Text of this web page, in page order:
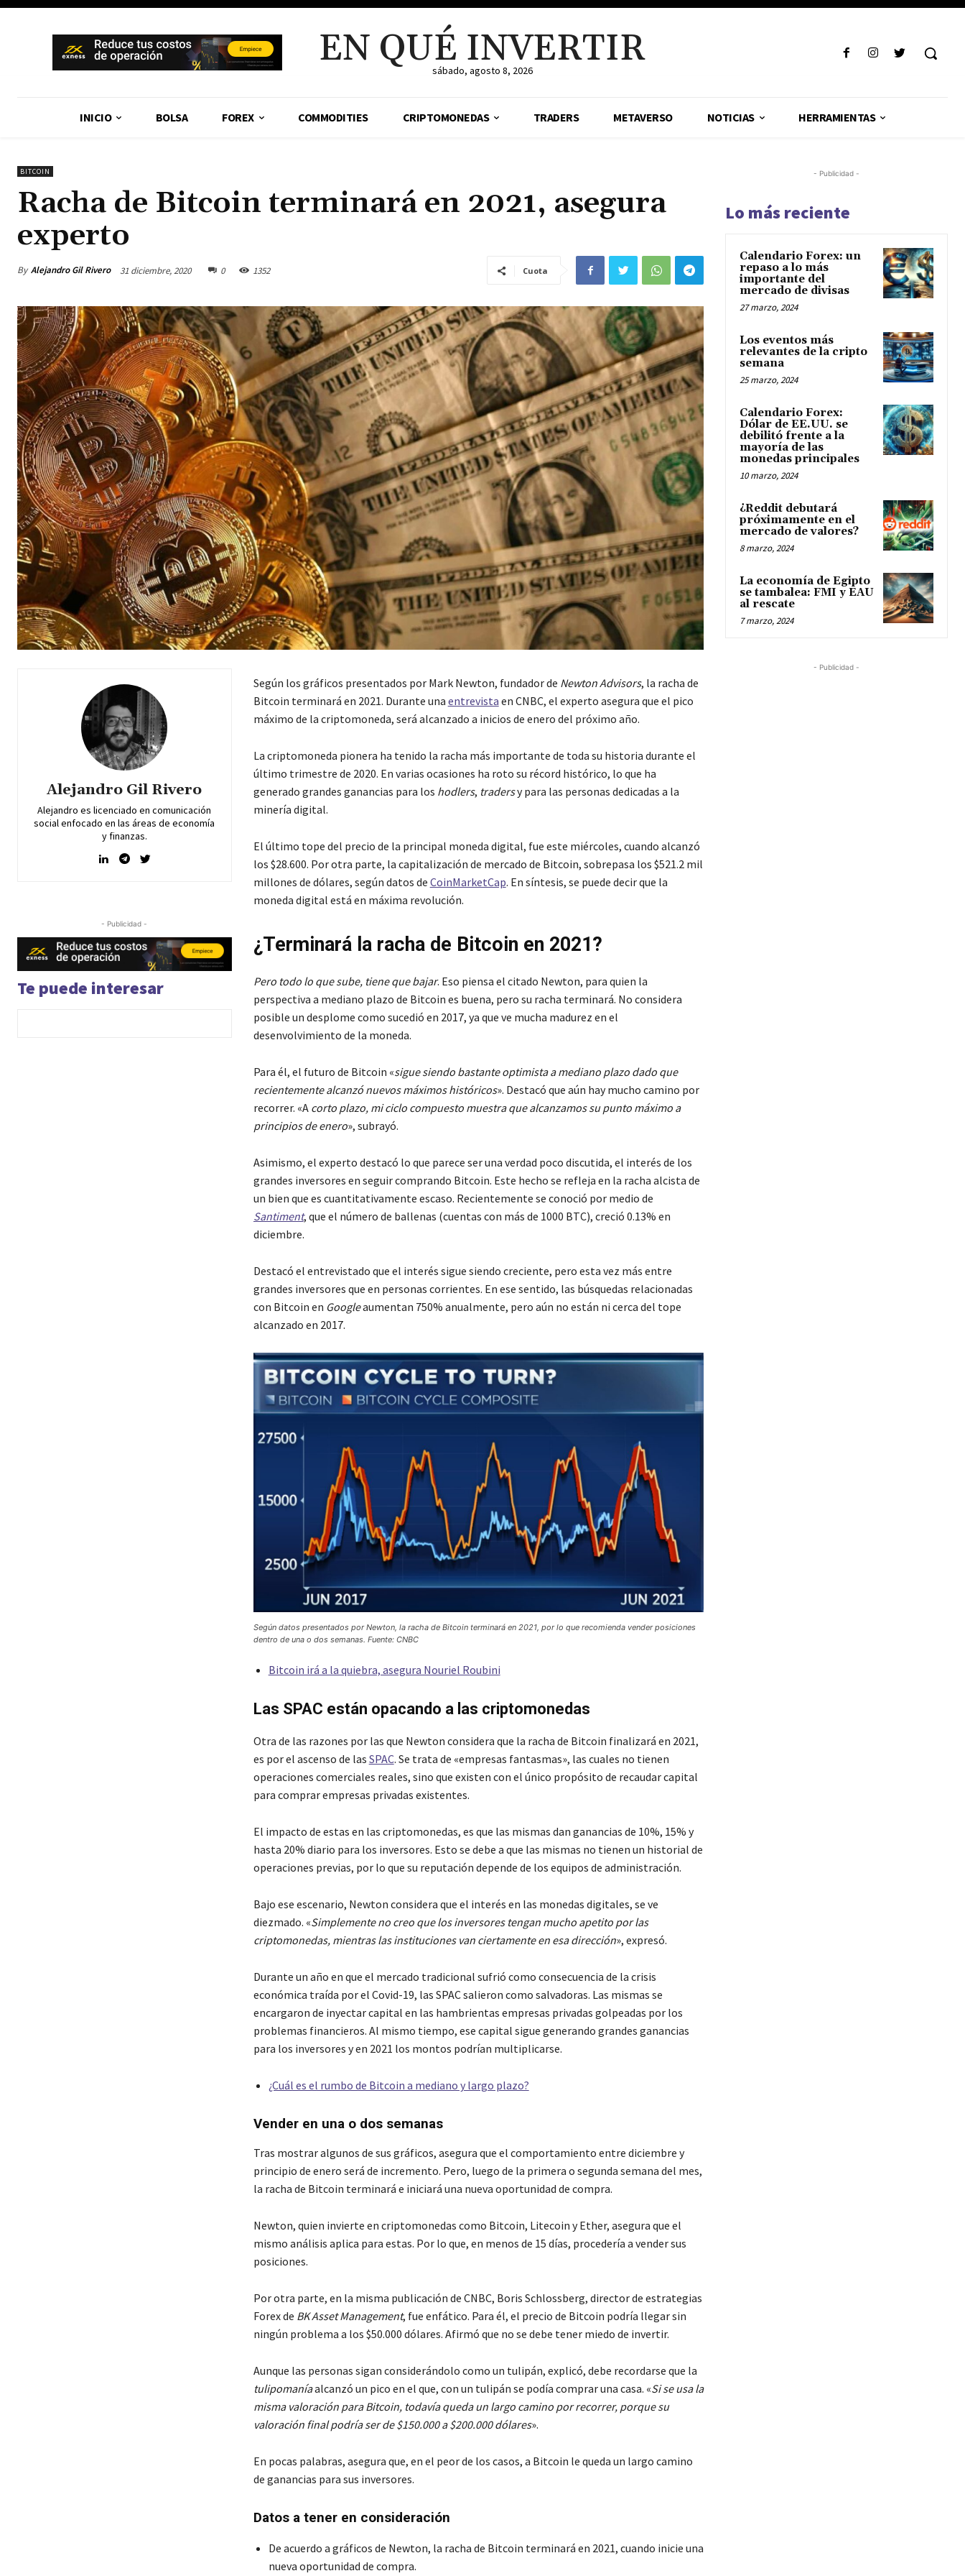
EN QUÉ INVERTIR
sábado, agosto 8, 2026
INICIO BOLSA FOREX COMMODITIES CRIPTOMONEDAS TRADERS METAVERSO NOTICIAS HERRAMIENTAS
BITCOIN
Racha de Bitcoin terminará en 2021, asegura
experto
By Alejandro Gil Rivero 31 diciembre, 2020 0 1352 Cuota
Alejandro Gil Rivero
Alejandro es licenciado en comunicación
social enfocado en las áreas de economía
y finanzas.
- Publicidad -
Te puede interesar
Según los gráficos presentados por Mark Newton, fundador de Newton Advisors, la racha de
Bitcoin terminará en 2021. Durante una entrevista en CNBC, el experto asegura que el pico
máximo de la criptomoneda, será alcanzado a inicios de enero del próximo año.
La criptomoneda pionera ha tenido la racha más importante de toda su historia durante el
último trimestre de 2020. En varias ocasiones ha roto su récord histórico, lo que ha
generado grandes ganancias para los hodlers, tradersy para las personas dedicadas a la
minería digital.
El último tope del precio de la principal moneda digital, fue este miércoles, cuando alcanzó
los $28.600. Por otra parte, la capitalización de mercado de Bitcoin, sobrepasa los $521.2 mil
millones de dólares, según datos de CoinMarketCap. En síntesis, se puede decir que la
moneda digital está en máxima revolución.
¿Terminará la racha de Bitcoin en 2021?
Pero todo lo que sube, tiene que bajar. Eso piensa el citado Newton, para quien la
perspectiva a mediano plazo de Bitcoin es buena, pero su racha terminará. No considera
posible un desplome como sucedió en 2017, ya que ve mucha madurez en el
desenvolvimiento de la moneda.
Para él, el futuro de Bitcoin «sigue siendo bastante optimista a mediano plazo dado que
recientemente alcanzó nuevos máximos históricos». Destacó que aún hay mucho camino por
recorrer. «Acorto plazo, mi ciclo compuesto muestra que alcanzamos su punto máximo a
principios de enero», subrayó.
Asimismo, el experto destacó lo que parece ser una verdad poco discutida, el interés de los
grandes inversores en seguir comprando Bitcoin. Este hecho se refleja en la racha alcista de
un bien que es cuantitativamente escaso. Recientemente se conoció por medio de
Santiment, que el número de ballenas (cuentas con más de 1000 BTC), creció 0.13% en
diciembre.
Destacó el entrevistado que el interés sigue siendo creciente, pero esta vez más entre
grandes inversores que en personas corrientes. En ese sentido, las búsquedas relacionadas
con Bitcoin en Googleaumentan 750% anualmente, pero aún no están ni cerca del tope
alcanzado en 2017.
Según datos presentados por Newton, la racha de Bitcoin terminará en 2021, por lo que recomienda vender posiciones
dentro de una o dos semanas. Fuente: CNBC
Bitcoin irá a la quiebra, asegura Nouriel Roubini
Las SPAC están opacando a las criptomonedas
Otra de las razones por las que Newton considera que la racha de Bitcoin finalizará en 2021,
es por el ascenso de las SPAC. Se trata de «empresas fantasmas», las cuales no tienen
operaciones comerciales reales, sino que existen con el único propósito de recaudar capital
para comprar empresas privadas existentes.
El impacto de estas en las criptomonedas, es que las mismas dan ganancias de 10%, 15% y
hasta 20% diario para los inversores. Esto se debe a que las mismas no tienen un historial de
operaciones previas, por lo que su reputación depende de los equipos de administración.
Bajo ese escenario, Newton considera que el interés en las monedas digitales, se ve
diezmado. «Simplemente no creo que los inversores tengan mucho apetito por las
criptomonedas, mientras las instituciones van ciertamente en esa dirección», expresó.
Durante un año en que el mercado tradicional sufrió como consecuencia de la crisis
económica traída por el Covid-19, las SPAC salieron como salvadoras. Las mismas se
encargaron de inyectar capital en las hambrientas empresas privadas golpeadas por los
problemas financieros. Al mismo tiempo, ese capital sigue generando grandes ganancias
para los inversores y en 2021 los montos podrían multiplicarse.
¿Cuál es el rumbo de Bitcoin a mediano y largo plazo?
Vender en una o dos semanas
Tras mostrar algunos de sus gráficos, asegura que el comportamiento entre diciembre y
principio de enero será de incremento. Pero, luego de la primera o segunda semana del mes,
la racha de Bitcoin terminará e iniciará una nueva oportunidad de compra.
Newton, quien invierte en criptomonedas como Bitcoin, Litecoin y Ether, asegura que el
mismo análisis aplica para estas. Por lo que, en menos de 15 días, procedería a vender sus
posiciones.
Por otra parte, en la misma publicación de CNBC, Boris Schlossberg, director de estrategias
Forex de BK Asset Management, fue enfático. Para él, el precio de Bitcoin podría llegar sin
ningún problema a los $50.000 dólares. Afirmó que no se debe tener miedo de invertir.
Aunque las personas sigan considerándolo como un tulipán, explicó, debe recordarse que la
tulipomaníaalcanzó un pico en el que, con un tulipán se podía comprar una casa. «Si se usa la
misma valoración para Bitcoin, todavía queda un largo camino por recorrer, porque su
valoración final podría ser de $150.000 a $200.000 dólares».
En pocas palabras, asegura que, en el peor de los casos, a Bitcoin le queda un largo camino
de ganancias para sus inversores.
Datos a tener en consideración
De acuerdo a gráficos de Newton, la racha de Bitcoin terminará en 2021, cuando inicie una
nueva oportunidad de compra.
- Publicidad -
Lo más reciente
Calendario Forex: un
repaso a lo más
importante del
mercado de divisas
27 marzo, 2024
Los eventos más
relevantes de la cripto
semana
25 marzo, 2024
Calendario Forex:
Dólar de EE.UU. se
debilitó frente a la
mayoría de las
monedas principales
10 marzo, 2024
¿Reddit debutará
próximamente en el
mercado de valores?
8 marzo, 2024
La economía de Egipto
se tambalea: FMI y EAU
al rescate
7 marzo, 2024
- Publicidad -